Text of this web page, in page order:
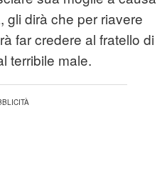
gli dirà che per riavere
far credere al fratello di
terribile male.